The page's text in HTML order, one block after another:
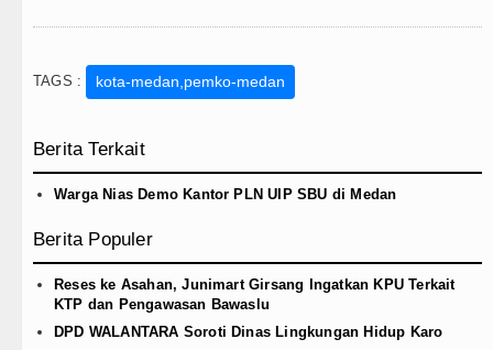
TAGS : kota-medan,pemko-medan
Berita Terkait
Warga Nias Demo Kantor PLN UIP SBU di Medan
Berita Populer
Reses ke Asahan, Junimart Girsang Ingatkan KPU Terkait
KTP dan Pengawasan Bawaslu
DPD WALANTARA Soroti Dinas Lingkungan Hidup Karo